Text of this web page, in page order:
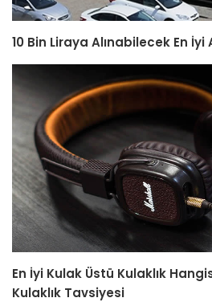
10 Bin Liraya Alınabilecek En
En İyi Kulak Üstü Kulaklık
Kulaklık Tavsiyesi